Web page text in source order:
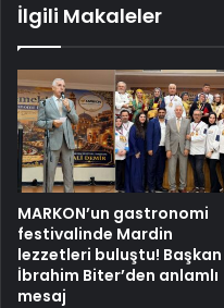
İlgili Makaleler
MARKON’un gastronomi
festivalinde Mardin
lezzetleri buluştu! Başkan
İbrahim Biter’den anlamlı
mesaj